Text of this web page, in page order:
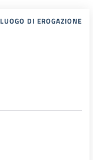
LUOGO DI EROGAZIONE